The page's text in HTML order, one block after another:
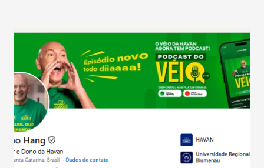
confraternizações de fim de ano e pelo pagamento do 13º
Salário para um número maior de trabalhadores, já que o
país tem a menor taxa de desemprego dos anos recentes.
Ainda segundo a Pesquisa, em novembro de 2025, 40% dos
bares e restaurantes operaram com lucro e outros 40%
registraram equilíbrio financeiro. Já o percentual de
estabelecimentos no prejuízo ficou em 19%, pouco abaixo
do observado no mês anterior. Outros 1% não existiam em